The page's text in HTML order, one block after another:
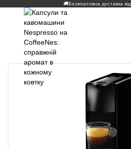
🚚Безкоштовна доставка від